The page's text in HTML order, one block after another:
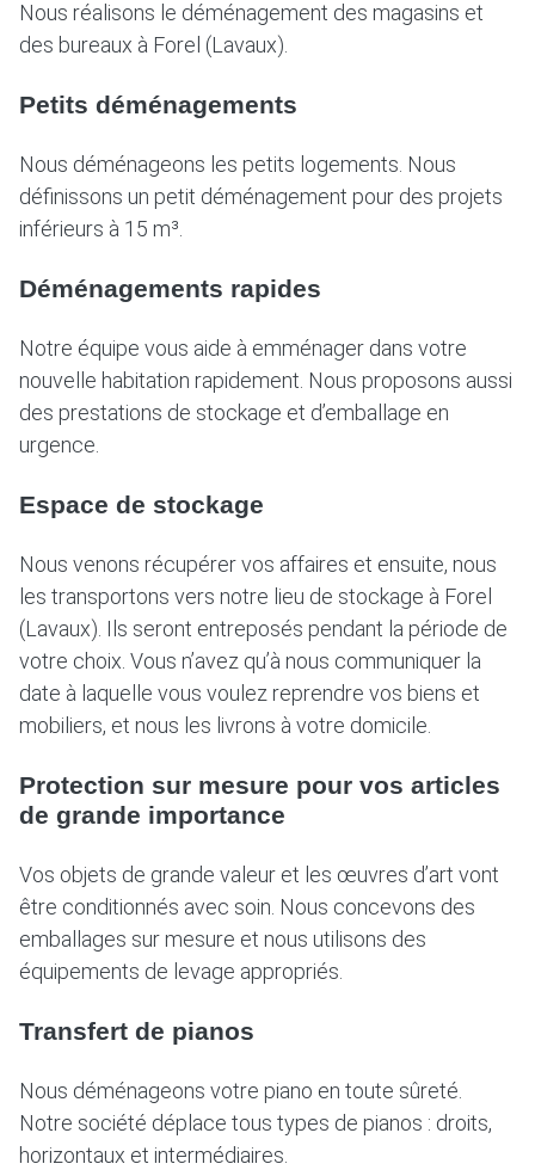
Nous réalisons le déménagement des magasins et
des bureaux à Forel (Lavaux).
Petits déménagements
Nous déménageons les petits logements. Nous
définissons un petit déménagement pour des projets
inférieurs à 15 m³.
Déménagements rapides
Notre équipe vous aide à emménager dans votre
nouvelle habitation rapidement. Nous proposons aussi
des prestations de stockage et d’emballage en
urgence.
Espace de stockage
Nous venons récupérer vos affaires et ensuite, nous
les transportons vers notre lieu de stockage à Forel
(Lavaux). Ils seront entreposés pendant la période de
votre choix. Vous n’avez qu’à nous communiquer la
date à laquelle vous voulez reprendre vos biens et
mobiliers, et nous les livrons à votre domicile.
Protection sur mesure pour vos articles
de grande importance
Vos objets de grande valeur et les œuvres d’art vont
être conditionnés avec soin. Nous concevons des
emballages sur mesure et nous utilisons des
équipements de levage appropriés.
Transfert de pianos
Nous déménageons votre piano en toute sûreté.
Notre société déplace tous types de pianos : droits,
horizontaux et intermédiaires.